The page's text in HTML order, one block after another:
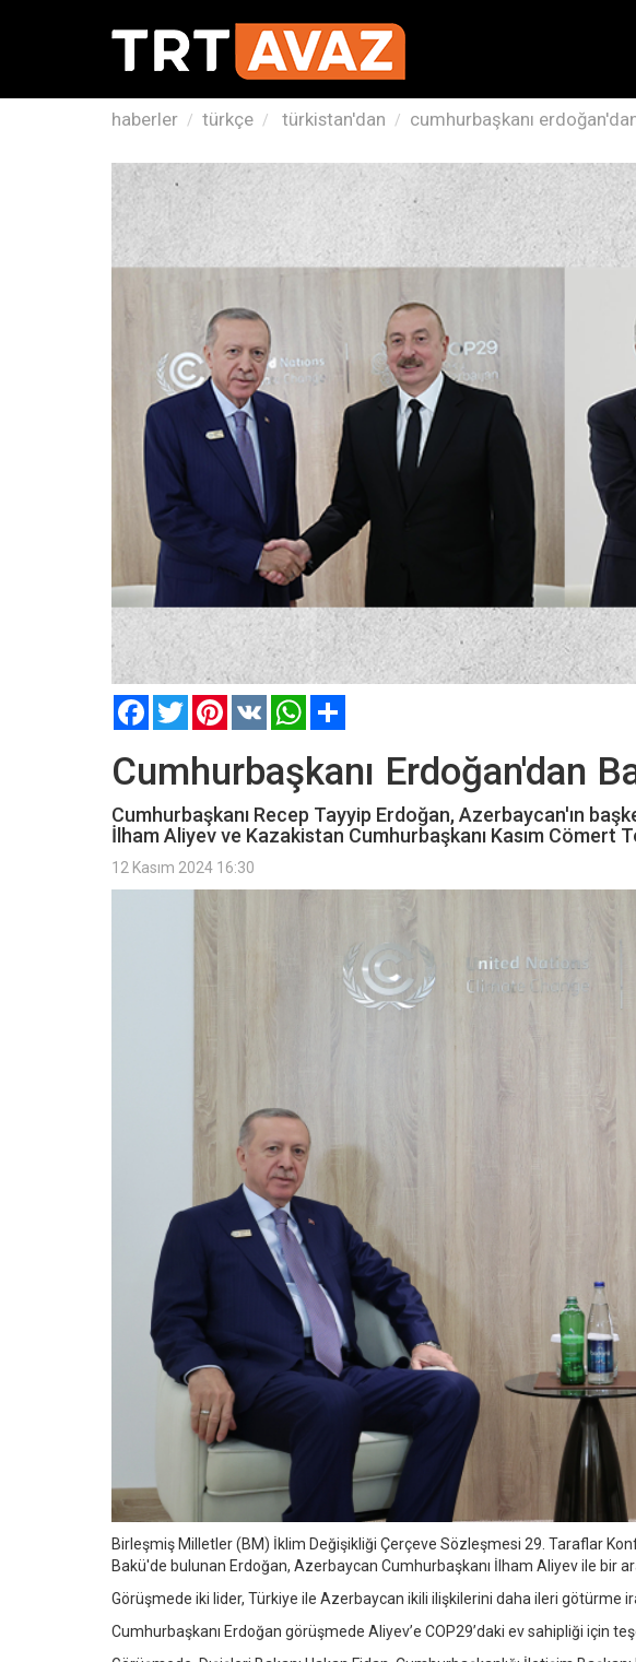
haberler türkçe türkistan'dan cumhurbaşkanı
FacebookTwitterPinterest
VK WhatsApp
Cumhurbaşkanı Erdoğan'dan
Cumhurbaşkanı Recep Tayyip Erdoğan, Azerbaycan'ın
İlham Aliyev ve Kazakistan Cumhurbaşkanı Kasım Cömert
12 Kasım 2024 16:30
Birleşmiş Milletler (BM) İklim Değişikliği Çerçeve Sözleşmesi 29. Taraflar
Bakü'de bulunan Erdoğan, Azerbaycan Cumhurbaşkanı İlham Aliyev ile bir
Görüşmede iki lider, Türkiye ile Azerbaycan ikili ilişkilerini daha ileri götürme
Cumhurbaşkanı Erdoğan görüşmede Aliyev’e COP29’daki ev sahipliği için